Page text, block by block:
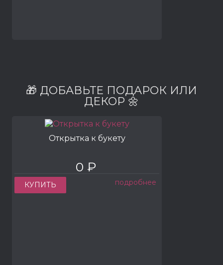
🎁 ДОБАВЬТЕ ПОДАРОК ИЛИ
ДЕКОР 🌼
Открытка к букету
0 ₽
КУПИТЬ подробнее